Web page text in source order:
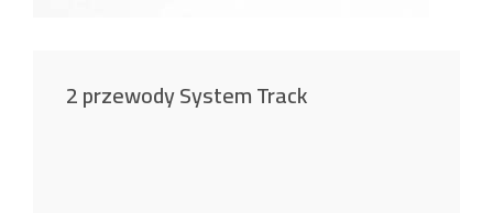
2 przewody System Track